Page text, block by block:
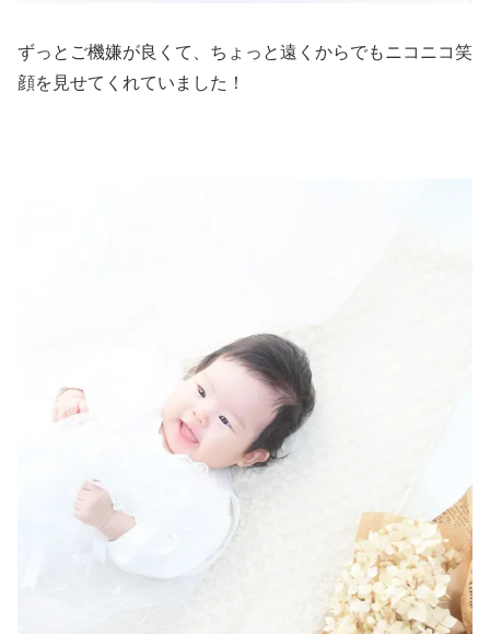
ずっとご機嫌が良くて、ちょっと遠くからでもニコニコ笑
顔を見せてくれていました！